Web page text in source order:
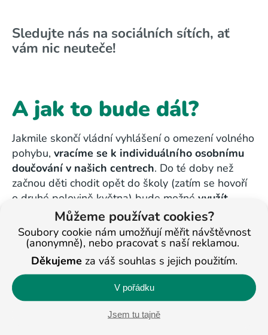
Můžeme používat cookies?
Soubory cookie nám umožňují měřit návštěvnost
(anonymně), nebo pracovat s naší reklamou.
Děkujeme za váš souhlas s jejich použitím.
V pořádku
Jsem tu tajně
Sledujte nás na sociálních sítích, ať
vám nic neuteče!
A jak to bude dál?
Jakmile skončí vládní vyhlášení o omezení volného
pohybu, vracíme se k individuálního osobnímu
doučování v našich centrech. Do té doby než
začnou děti chodit opět do školy (zatím se hovoří
o druhé polovině května) bude možné využít
intenzivního doučovánía dohnat vše, co v době
„nucené“ přestávky uteklo.
Přijímací zkoušky na střední školu by se měly
konat dva týdny po znovuotevření škol. Na rozdíl
od předešlých let bude pouze jeden termín
přijímacích zkoušek.
Školní rok by měl klasicky končit 30. června 2020.